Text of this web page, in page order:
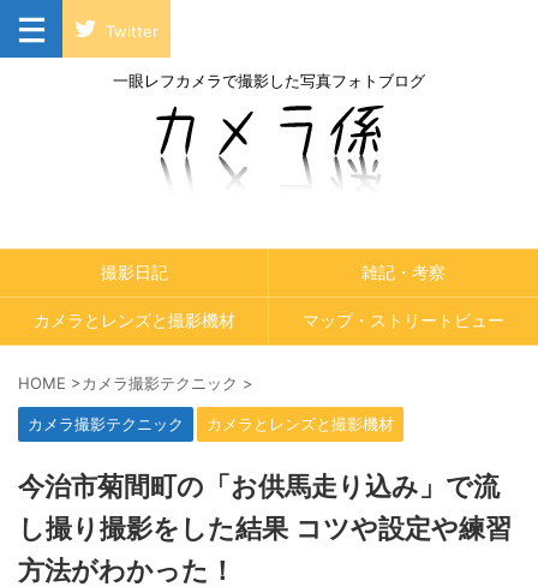
Twitter
一眼レフカメラで撮影した写真フォトブログ
撮影日記 雑記・考察
カメラとレンズと撮影機材 マップ・ストリートビュー
HOME >カメラ撮影テクニック >
カメラ撮影テクニック カメラとレンズと撮影機材
今治市菊間町の「お供馬走り込み」で流
し撮り撮影をした結果 コツや設定や練習
方法がわかった！